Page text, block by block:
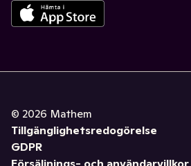
© 2026 Mathem
Tillgänglighetsredogörelse
GDPR
Försäljnings- och användarvillkor